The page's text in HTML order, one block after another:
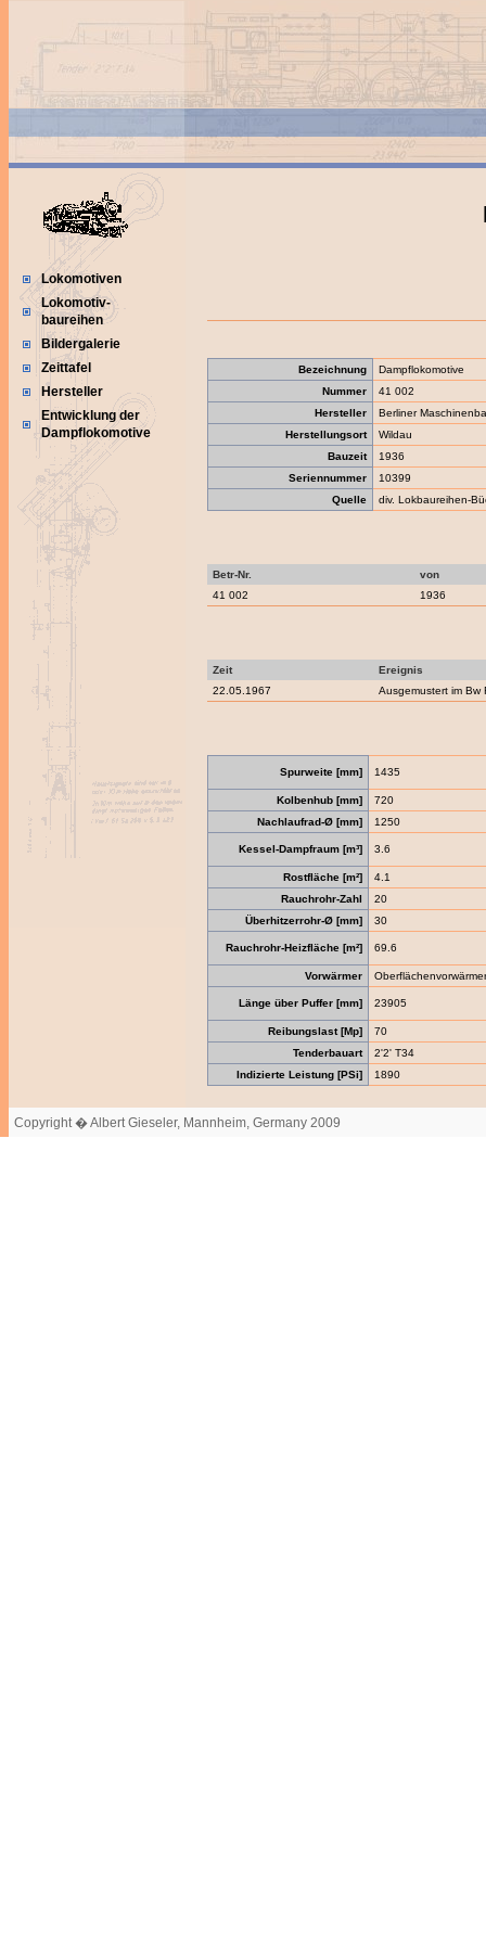
Lokomotiven
Lokomotiv-
baureihen
Bildergalerie
Zeittafel
Hersteller
Entwicklung der
Dampflokomotive
Bezeichnung
Dampflokomotive
Nummer
41 002
Hersteller
Berliner
Herstellungsort
Wildau
Bauzeit
1936
Seriennummer
10399
Quelle
div. Lokbaureihen-
Betr-Nr.
von
41 002
1936
Zeit
Ereignis
22.05.1967
Ausgemustert im Bw
Spurweite [mm] 1435
Kolbenhub [mm]
720
Nachlaufrad-Ø [mm]
1250
Kessel-Dampfraum [m³] 3.6
Rostfläche [m²]
4.1
Rauchrohr-Zahl
20
Überhitzerrohr-Ø [mm]
30
Rauchrohr-Heizfläche [m²] 69.6
Vorwärmer Oberflächenvorwärmer
Länge über Puffer [mm] 23905
Reibungslast [Mp]
70
Tenderbauart
2'2' T34
Indizierte Leistung [PSi]
1890
Copyright � Albert Gieseler, Mannheim, Germany 2009